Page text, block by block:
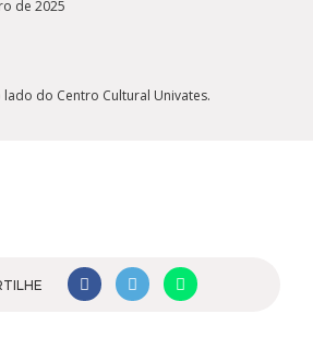
de 2025
do Centro Cultural Univates.